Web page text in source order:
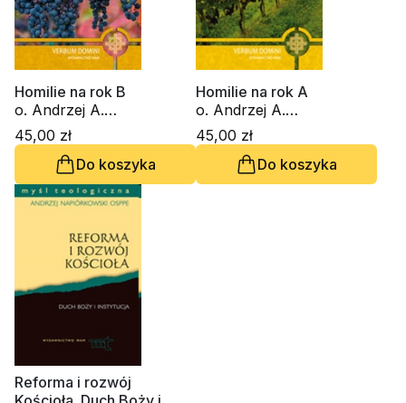
Homilie na rok B
o. Andrzej A.
Napiórkowski OSPPE
45,00 zł
Do koszyka
Homilie na rok A
o. Andrzej A.
Napiórkowski OSPPE
45,00 zł
Do koszyka
Reforma i rozwój